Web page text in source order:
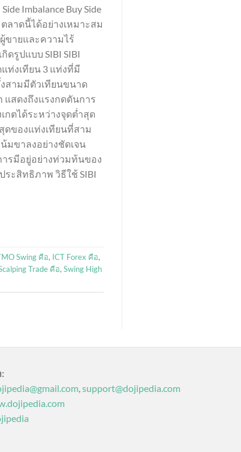
Imbalance Buy Side
ลาดนี้ได้อย่างเหมาะสม
ขายและความไร้
ดรูปแบบ SIBI SIBI
ท่งเทียน 3 แท่งที่มี
สามมีตัวเทียนขนาด
สดงถึงแรงกดดันการ
กตได้ระหว่างจุดต่ำสุด
ดของแท่งเทียนที่สาม
มขาลงอย่างชัดเจน
ารมีอยู่อย่างท่วมท้นของ
ะสิทธิภาพ วิธีใช้ SIBI
Swing คือ, ICT Forex คือ,
Trade คือ, Swing High
,support@dojipedia.com